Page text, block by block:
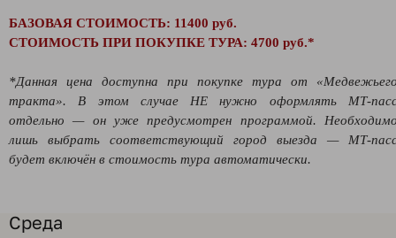
БАЗОВАЯ СТОИМОСТЬ: 11400 руб.
СТОИМОСТЬ ПРИ ПОКУПКЕ ТУРА: 4700 руб.*
*Данная цена доступна при покупке тура от
тракта». В этом случае НЕ нужно оформлять МТ-
отдельно — он уже предусмотрен программой.
лишь выбрать соответствующий город выезда — МТ-
будет включён в стоимость тура автоматически.
Среда